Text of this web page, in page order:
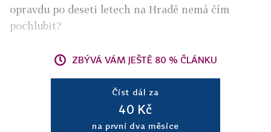
opravdu po deseti letech na Hradě nemá čím
pochlubit?
ZBÝVÁ VÁM JEŠTĚ 80 % ČLÁNKU
Číst dál za
40 Kč
na první dva měsíce